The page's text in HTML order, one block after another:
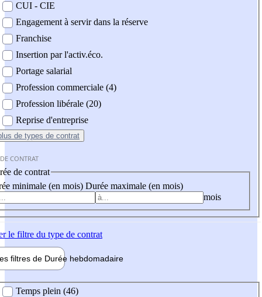
CUI - CIE
Engagement à servir dans la réserve
Franchise
Insertion par l'activ.éco.
Portage salarial
Profession commerciale (4)
Profession libérale (20)
Reprise d'entreprise
de types de contrat
CONTRAT
de contrat
minimale (en mois) Durée maximale (en mois)
mois
le filtre du type de contrat
filtres de Durée hebdomadaire
Temps plein (46)